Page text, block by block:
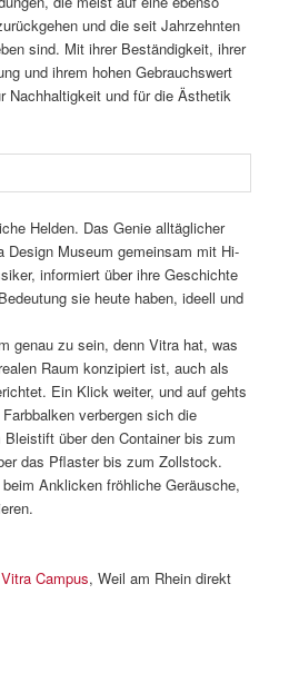
und die seit Jahrzehnten
sind. Mit ihrer Beständigkeit, ihrer
und ihrem hohen Gebrauchswert
Nachhaltigkeit und für die Ästhetik
Helden. Das Genie alltäglicher
Design Museum gemeinsam mit Hi-
informiert über ihre Geschichte
sie heute haben, ideell und
genau zu sein, denn Vitra hat, was
Raum konzipiert ist, auch als
Ein Klick weiter, und auf gehts
verbergen sich die
über den Container bis zum
das Pflaster bis zum Zollstock.
Anklicken fröhliche Geräusche,
Campus, Weil am Rhein direkt